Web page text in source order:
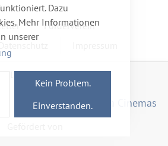
Dazu
Mehr Informationen
unserer
Kein Problem.
Einverstanden.
Förderverein
im Netzwerk